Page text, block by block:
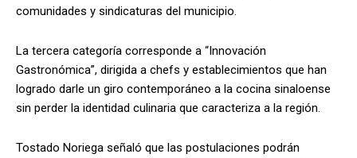
comunidades y sindicaturas del municipio.
La tercera categoría corresponde a “Innovación
Gastronómica”, dirigida a chefs y establecimientos que han
logrado darle un giro contemporáneo a la cocina sinaloense
sin perder la identidad culinaria que caracteriza a la región.
Tostado Noriega señaló que las postulaciones podrán